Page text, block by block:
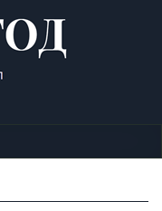
сегодня,
Приметы,
и
снов. Читайте, что можно и